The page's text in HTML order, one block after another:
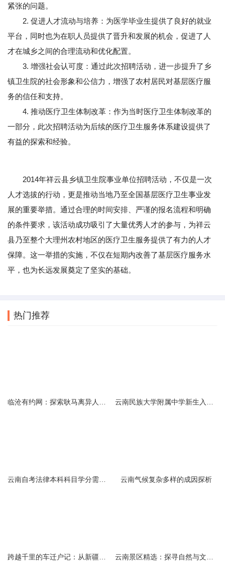
紧张的问题。
2. 促进人才流动与培养：为医学毕业生提供了良好的就业
平台，同时也为在职人员提供了晋升和发展的机会，促进了人
才在城乡之间的合理流动和优化配置。
3. 增强社会认可度：通过此次招聘活动，进一步提升了乡
镇卫生院的社会形象和公信力，增强了农村居民对基层医疗服
务的信任和支持。
4. 推动医疗卫生体制改革：作为当时医疗卫生体制改革的
一部分，此次招聘活动为后续的医疗卫生服务体系建设提供了
有益的探索和经验。
2014年祥云县乡镇卫生院事业单位招聘活动，不仅是一次
人才选拔的行动，更是推动当地乃至全国基层医疗卫生事业发
展的重要举措。通过合理的时间安排、严谨的报名流程和明确
的条件要求，该活动成功吸引了大量优秀人才的参与，为祥云
县乃至整个大理州农村地区的医疗卫生服务提供了有力的人才
保障。这一举措的实施，不仅在短期内改善了基层医疗服务水
平，也为长远发展奠定了坚实的基础。
热门推荐
云南气候复杂多样的成因探析